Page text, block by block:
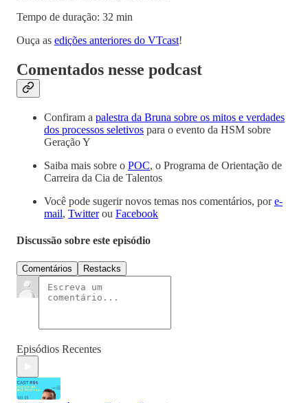
Tempo de duração: 32 min
Ouça as edições anteriores do VTcast!
Comentados nesse podcast
Confiram a palestra da Bruna sobre os mitos e verdades
dos processos seletivos para o evento da HSM sobre
Geração Y
Saiba mais sobre o POC, o Programa de Orientação de
Carreira da Cia de Talentos
Você pode sugerir novos temas nos comentários, pore-
mail, Twitterou Facebook
Discussão sobre este episódio
Comentários Restacks
Episódios Recentes